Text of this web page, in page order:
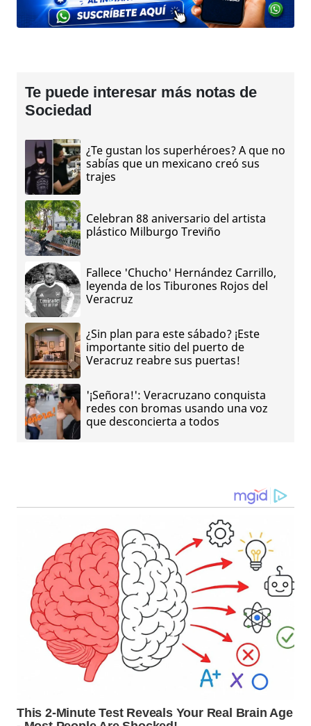
Te puede interesar más notas de
Sociedad
¿Te gustan los superhéroes? A que no
sabías que un mexicano creó sus
trajes
Celebran 88 aniversario del artista
plástico Milburgo Treviño
Fallece 'Chucho' Hernández Carrillo,
leyenda de los Tiburones Rojos del
Veracruz
¿Sin plan para este sábado? ¡Este
importante sitio del puerto de
Veracruz reabre sus puertas!
'¡Señora!': Veracruzano conquista
redes con bromas usando una voz
que desconcierta a todos